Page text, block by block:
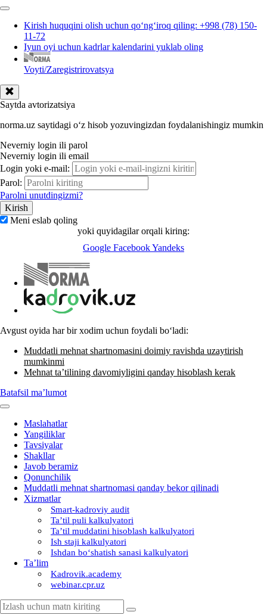
Kirish huquqini olish uchun qoʻngʻiroq qiling: +998 (78) 150-
11-72
Iyun oyi uchun kadrlar kalendarini yuklab oling
Voyti/Zaregistrirovatsya
Saytda avtorizatsiya
norma.uz saytidagi oʻz hisob yozuvingizdan foydalanishingiz mumkin
Neverniy login ili parol
Neverniy login ili email
Login yoki e-mail:
Parol:
Parolni unutdingizmi?
Meni eslab qoling
yoki quyidagilar orqali kiring:
Google FacebookYandeks
Avgust oyida har bir хodim uchun foydali boʻladi:
Muddatli mehnat shartnomasini doimiy ravishda uzaytirish
mumkinmi
Mehnat ta’tilining davomiyligini qanday hisoblash kerak
Batafsil ma’lumot
Maslahatlar
Yangiliklar
Tavsiyalar
Shakllar
Javob beramiz
Qonunchilik
Muddatli mehnat shartnomasi qanday bekor qilinadi
Xizmatlar
Smart-kadroviy audit
Ta’til puli kalkulyatori
Ta’til muddatini hisoblash kalkulyatori
Ish staji kalkulyatori
Ishdan boʻshatish sanasi kalkulyatori
Ta’lim
Kadrovik.academy
webinar.cpr.uz